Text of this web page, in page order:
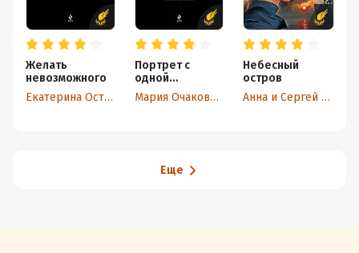
Желать
невозможного
Екатерина Островская
Портрет с
одной
неизвестной
Мария Очаковская
Небесный
остров
Анна и Сергей Литвиновы
Еще